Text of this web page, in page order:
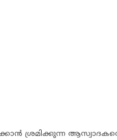
ശ്രമിക്കുന്ന ആസ്വാദകന്‍റെ